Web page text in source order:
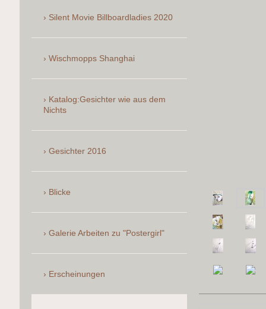
Silent Movie Billboardladies 2020
Wischmopps Shanghai
Katalog:Gesichter wie aus dem
Nichts
Gesichter 2016
Blicke
Galerie Arbeiten zu "Postergirl"
Erscheinungen